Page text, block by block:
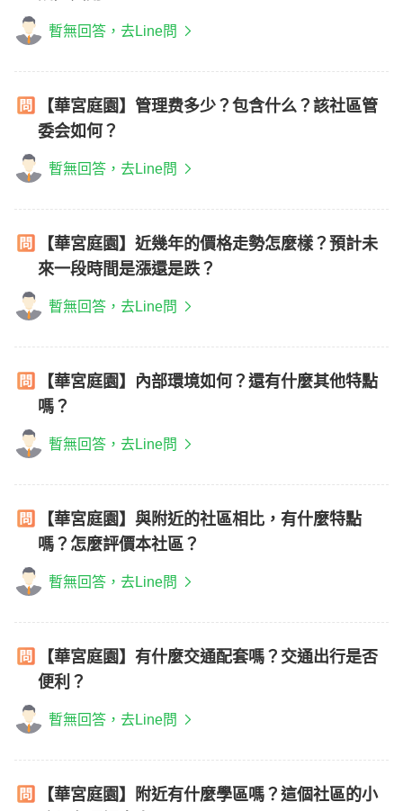
暫無回答，去Line問
【華宮庭園】管理费多少？包含什么？該社區管
委会如何？
暫無回答，去Line問
【華宮庭園】近幾年的價格走勢怎麼樣？預計未
來一段時間是漲還是跌？
暫無回答，去Line問
【華宮庭園】內部環境如何？還有什麼其他特點
嗎？
暫無回答，去Line問
【華宮庭園】與附近的社區相比，有什麼特點
嗎？怎麼評價本社區？
暫無回答，去Line問
【華宮庭園】有什麼交通配套嗎？交通出行是否
便利？
暫無回答，去Line問
【華宮庭園】附近有什麼學區嗎？這個社區的小